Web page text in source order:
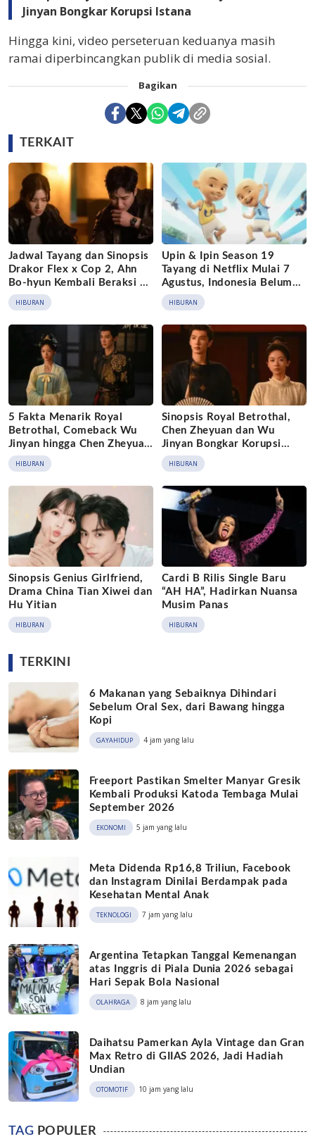
Jinyan Bongkar Korupsi Istana
Hingga kini, video perseteruan keduanya masih
ramai diperbincangkan publik di media sosial.
Bagikan
TERKAIT
Jadwal Tayang dan Sinopsis
Drakor Flex x Cop 2, Ahn
Bo-hyun Kembali Beraksi di
Disney+
HIBURAN
Upin & Ipin Season 19
Tayang di Netflix Mulai 7
Agustus, Indonesia Belum
Masuk Daftar
HIBURAN
5 Fakta Menarik Royal
Betrothal, Comeback Wu
Jinyan hingga Chen Zheyuan
Jadi Kaisar
HIBURAN
Sinopsis Royal Betrothal,
Chen Zheyuan dan Wu
Jinyan Bongkar Korupsi
Istana
HIBURAN
Sinopsis Genius Girlfriend,
Drama China Tian Xiwei dan
Hu Yitian
HIBURAN
Cardi B Rilis Single Baru
“AH HA”, Hadirkan Nuansa
Musim Panas
HIBURAN
TERKINI
6 Makanan yang Sebaiknya Dihindari
Sebelum Oral Sex, dari Bawang hingga
Kopi
GAYAHIDUP 4 jam yang lalu
Freeport Pastikan Smelter Manyar Gresik
Kembali Produksi Katoda Tembaga Mulai
September 2026
EKONOMI 5 jam yang lalu
Meta Didenda Rp16,8 Triliun, Facebook
dan Instagram Dinilai Berdampak pada
Kesehatan Mental Anak
TEKNOLOGI 7 jam yang lalu
Argentina Tetapkan Tanggal Kemenangan
atas Inggris di Piala Dunia 2026 sebagai
Hari Sepak Bola Nasional
OLAHRAGA 8 jam yang lalu
Daihatsu Pamerkan Ayla Vintage dan Gran
Max Retro di GIIAS 2026, Jadi Hadiah
Undian
OTOMOTIF 10 jam yang lalu
TAG POPULER